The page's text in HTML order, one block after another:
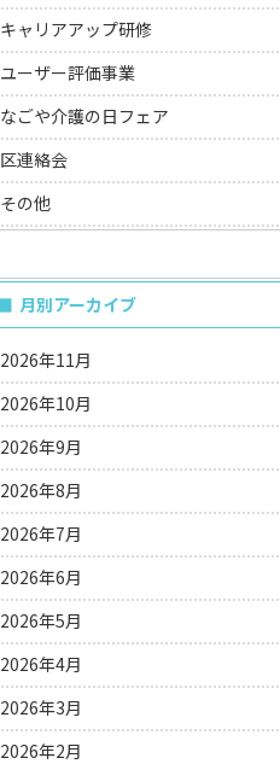
キャリアアップ研修
ユーザー評価事業
なごや介護の日フェア
区連絡会
その他
月別アーカイブ
2026年11月
2026年10月
2026年9月
2026年8月
2026年7月
2026年6月
2026年5月
2026年4月
2026年3月
2026年2月